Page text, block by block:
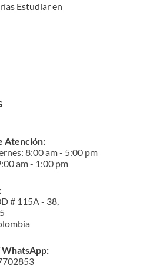
Estudiar en
Atención:
8:00 am - 5:00 pm
am - 1:00 pm
# 115A - 38,